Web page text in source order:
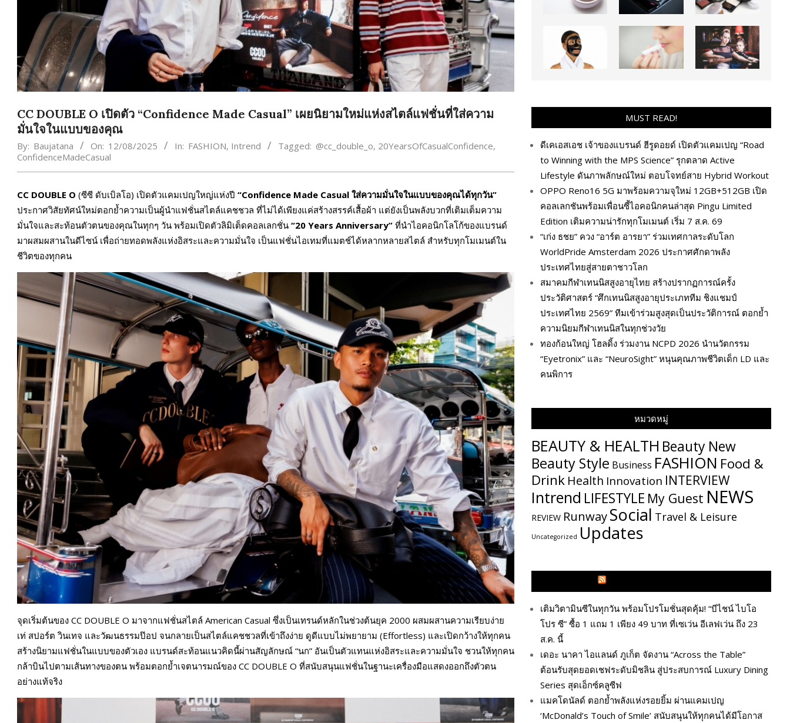
CC DOUBLE O เปิดตัว “Confidence Made Casual” เผยนิยามใหม่แห่งสไตล์แฟชั่นที่ใส่ความ
มั่นใจในแบบของคุณ
By: Baujatana On: 12/08/2025 In: FASHION, Intrend Tagged: @cc_double_o, 20YearsOfCasualConfidence,
ConfidenceMadeCasual
CC DOUBLE O (ซีซี ดับเบิลโอ) เปิดตัวแคมเปญใหญ่แห่งปี “Confidence Made Casual ใส่ความมั่นใจในแบบของคุณได้ทุกวัน”
ประกาศวิสัยทัศน์ใหม่ตอกย้ำความเป็นผู้นำแฟชั่นสไตล์แคชชวล ที่ไม่ได้เพียงแค่สร้างสรรค์เสื้อผ้า แต่ยังเป็นพลังบวกที่เติมเต็มความ
มั่นใจและสะท้อนตัวตนของคุณในทุกๆ วัน พร้อมเปิดตัวลิมิเต็ดคอลเลกชั่น “20 Years Anniversary” ที่นำไอคอนิกโลโก้ของแบรนด์
มาผสมผสานในดีไซน์ เพื่อถ่ายทอดพลังแห่งอิสระและความมั่นใจ เป็นแฟชั่นไอเทมที่แมตช์ได้หลากหลายสไตล์ สำหรับทุกโมเมนต์ใน
ชีวิตของทุกคน
จุดเริ่มต้นของ CC DOUBLE O มาจากแฟชั่นสไตล์ American Casual ซึ่งเป็นเทรนด์หลักในช่วงต้นยุค 2000 ผสมผสานความเรียบง่าย
เท่ สปอร์ต วินเทจ และวัฒนธรรมป๊อป จนกลายเป็นสไตล์แคชชวลที่เข้าถึงง่าย ดูดีแบบไม่พยายาม (Effortless) และเปิดกว้างให้ทุกคน
สร้างนิยามแฟชั่นในแบบของตัวเอง แบรนด์สะท้อนแนวคิดนี้ผ่านสัญลักษณ์ “นก” อันเป็นตัวแทนแห่งอิสระและความมั่นใจ ชวนให้ทุกคน
กล้าบินไปตามเส้นทางของตน พร้อมตอกย้ำเจตนารมณ์ของ CC DOUBLE O ที่สนับสนุนแฟชั่นในฐานะเครื่องมือแสดงออกถึงตัวตน
อย่างแท้จริง
MUST READ!
ดีเคเอสเอช เจ้าของแบรนด์ ฮีรูดอยด์ เปิดตัวแคมเปญ “Road
to Winning with the MPS Science” รุกตลาด Active
Lifestyle ดันภาพลักษณ์ใหม่ ตอบโจทย์สาย Hybrid Workout
OPPO Reno16 5G มาพร้อมความจุใหม่ 12GB+512GB เปิด
คอลเลกชันพร้อมเพื่อนซี้ไอคอนิกคนล่าสุด Pingu Limited
Edition เติมความน่ารักทุกโมเมนต์ เริ่ม 7 ส.ค. 69
“เก่ง ธชย” ควง “อาร์ต อารยา” ร่วมเทศกาลระดับโลก
WorldPride Amsterdam 2026 ประกาศศักดาพลัง
ประเทศไทยสู่สายตาชาวโลก
สมาคมกีฬาเทนนิสสูงอายุไทย สร้างปรากฏการณ์ครั้ง
ประวัติศาสตร์ “ศึกเทนนิสสูงอายุประเภททีม ชิงแชมป์
ประเทศไทย 2569” ทีมเข้าร่วมสูงสุดเป็นประวัติการณ์ ตอกย้ำ
ความนิยมกีฬาเทนนิสในทุกช่วงวัย
ทองก้อนใหญ่ โฮลดิ้ง ร่วมงาน NCPD 2026 นำนวัตกรรม
“Eyetronix” และ “NeuroSight” หนุนคุณภาพชีวิตเด็ก LD และ
คนพิการ
หมวดหมู่
BEAUTY & HEALTH Beauty New
Beauty Style Business FASHION Food &
Drink Health Innovation INTERVIEW
Intrend LIFESTYLE My​ Guest NEWS
REVIEW RunwaySocial Travel & Leisure
Uncategorized Updates
เติมวิตามินซีในทุกวัน พร้อมโปรโมชั่นสุดคุ้ม! “บีไชน์ ไบโอ
โปร ซี” ซื้อ 1 แถม 1 เพียง 49 บาท ที่เซเว่น อีเลฟเว่น ถึง 23
ส.ค. นี้
เดอะ นาคา ไอแลนด์ ภูเก็ต จัดงาน “Across the Table”
ต้อนรับสุดยอดเชฟระดับมิชลิน สู่ประสบการณ์ Luxury Dining
Series สุดเอ็กซ์คลูซีฟ
แมคโดนัลด์ ตอกย้ำพลังแห่งรอยยิ้ม ผ่านแคมเปญ
‘McDonald’s Touch of Smile’ สนับสนุนให้ทุกคนได้มีโอกาส